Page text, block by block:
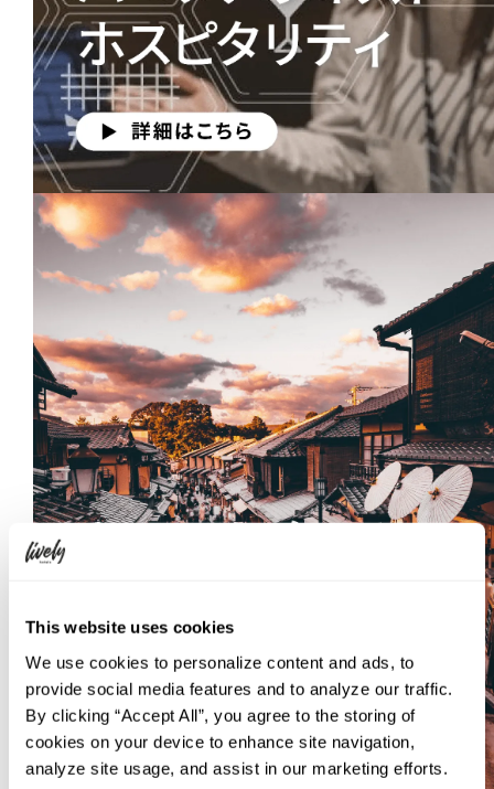
This website uses cookies
We use cookies to personalize content and ads, to
provide social media features and to analyze our traffic.
By clicking “Accept All”, you agree to the storing of
cookies on your device to enhance site navigation,
analyze site usage, and assist in our marketing efforts.